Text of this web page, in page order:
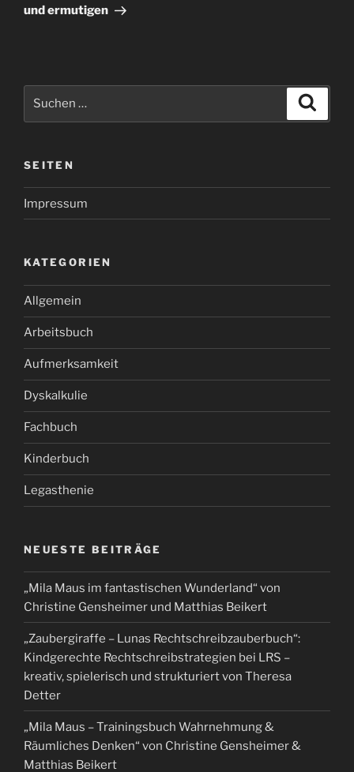
und ermutigen
SEITEN
Impressum
KATEGORIEN
Allgemein
Arbeitsbuch
Aufmerksamkeit
Dyskalkulie
Fachbuch
Kinderbuch
Legasthenie
NEUESTE BEITRÄGE
„Mila Maus im fantastischen Wunderland“ von
Christine Gensheimer und Matthias Beikert
„Zaubergiraffe – Lunas Rechtschreibzauberbuch“:
Kindgerechte Rechtschreibstrategien bei LRS –
kreativ, spielerisch und strukturiert von Theresa
Detter
„Mila Maus – Trainingsbuch Wahrnehmung &
Räumliches Denken“ von Christine Gensheimer &
Matthias Beikert